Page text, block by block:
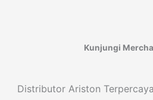
Kunjungi
Distributor Ariston